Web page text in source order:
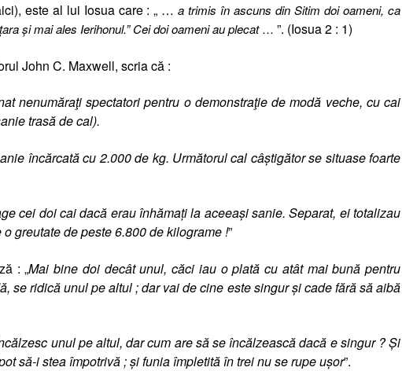
este al lui Iosua care : „ …a trimis în ascuns din Sitim doi oameni, ca
şi mai ales Ierihonul.” Cei doi oameni au plecat… ”. (Iosua 2 : 1)
John C. Maxwell, scria că :
nenumăraţi spectatori pentru o demonstraţie de modă veche, cu cai
trasă de cal).
încărcată cu 2.000 de kg. Următorul cal câştigător se situase foarte
cei doi cai dacă erau înhămaţi la aceeaşi sanie. Separat, ei totalizau
greutate de peste 6.800 de kilograme !”
: „Mai bine doi decât unul, căci iau o plată cu atât mai bună pentru
se ridică unul pe altul ; dar vai de cine este singur şi cade fără să aibă
unul pe altul, dar cum are să se încălzească dacă e singur ? Şi
să-i stea împotrivă ; şi funia împletită în trei nu se rupe uşor”.